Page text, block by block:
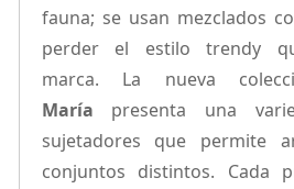
fauna; se usan mezclados
perder el estilo trendy
marca. La nueva
María presenta una
sujetadores que permite
conjuntos distintos. Cada